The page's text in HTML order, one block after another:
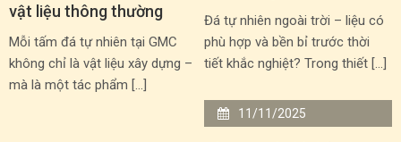
vật liệu thông thường
Mỗi tấm đá tự nhiên tại GMC
không chỉ là vật liệu xây dựng –
mà là một tác phẩm […]
Đá tự nhiên ngoài trời – liệu có
phù hợp và bền bỉ trước thời
tiết khắc nghiệt? Trong thiết […]
11/11/2025